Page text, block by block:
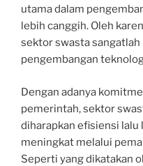
utama dalam
lebih canggih. Oleh
sektor swasta
pengembangan
Dengan adanya
pemerintah, sektor
diharapkan efisiensi
meningkat melalui
Seperti yang dikatakan